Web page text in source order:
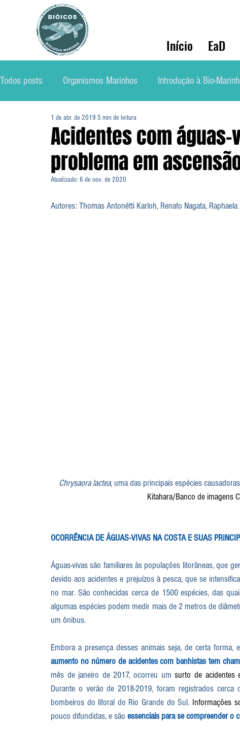
Início EaD
Todos posts Organismos Marinhos Introdução à Bio-
Conservação Ecologia Marinha
Soluções Ambientais Marinhas Biólog@s Marinh@s
Acidentes com
problema em
1 de abr. de 2019 5 min de leitura
Atualizado: 6 de nov. de 2020
Autores: Thomas Antonétti Karloh, Renato Nagata,
Chrysaora lactea, uma das principais espécies
Kitahara/Banco de imagens
OCORRÊNCIA DE ÁGUAS-VIVAS NA COSTA E SUAS
Águas-vivas são familiares às populações litorâneas, que
devido aos acidentes e prejuízos à pesca, que se
no mar. São conhecidas cerca de 1500 espécies, das
algumas espécies podem medir mais de 2 metros de
um ônibus.
Embora a presença desses animais seja, de certa
aumento no número de acidentes com banhistas tem
mês de janeiro de 2017, ocorreu um surto de acidentes
Durante o verão de 2018-2019, foram registrados
bombeiros do litoral do Rio Grande do Sul. Informações
pouco difundidas, e são essenciais para se compreender o